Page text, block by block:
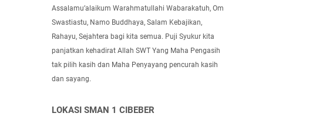
Assalamu’alaikum Warahmatullahi Wabarakatuh, Om
Swastiastu, Namo Buddhaya, Salam Kebajikan,
Rahayu, Sejahtera bagi kita semua. Puji Syukur kita
panjatkan kehadirat Allah SWT Yang Maha Pengasih
tak pilih kasih dan Maha Penyayang pencurah kasih
dan sayang.
LOKASI SMAN 1 CIBEBER